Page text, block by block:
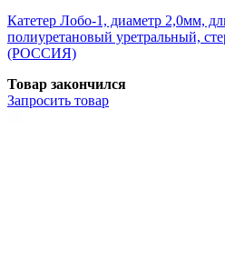
Катетер Лобо-1, диаметр 2,0мм,
полиуретановый уретральный,
(РОССИЯ)
Товар закончился
Запросить товар